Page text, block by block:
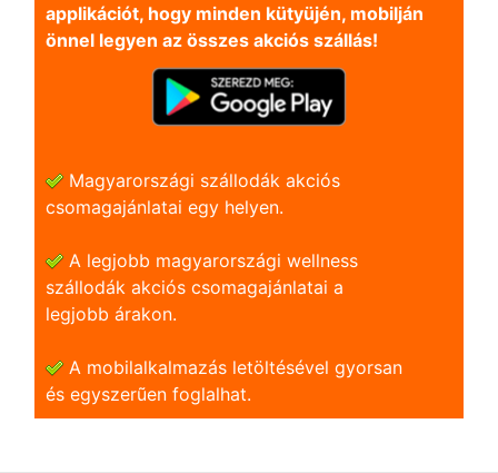
applikációt, hogy minden kütyüjén, mobilján
önnel legyen az összes akciós szállás!
Magyarországi szállodák akciós
csomagajánlatai egy helyen.
A legjobb magyarországi wellness
szállodák akciós csomagajánlatai a
legjobb árakon.
A mobilalkalmazás letöltésével gyorsan
és egyszerũen foglalhat.